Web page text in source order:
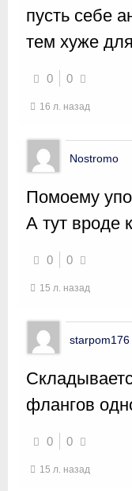
пусть себе
тем хуже
0 0
16 л. назад
Nostromo
Помоему
А тут вроде
0 0
15 л. назад
starpom176
флангов
0 0
15 л. назад